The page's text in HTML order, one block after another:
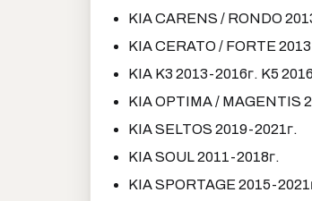
KIA CARENS / RONDO
KIA CERATO / FORTE
KIA K3 2013-2016г. K5
KIA OPTIMA / MAGENTIS
KIA SELTOS 2019-2021г.
KIA SOUL 2011-2018г.
KIA SPORTAGE 2015-